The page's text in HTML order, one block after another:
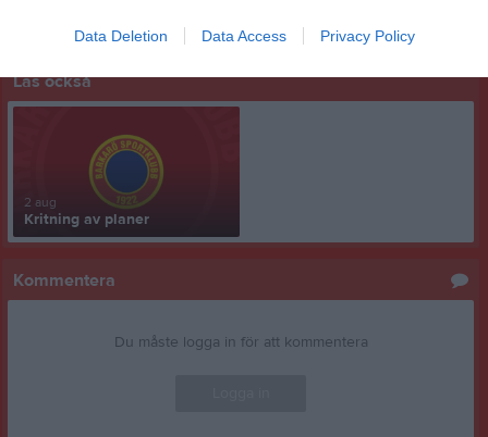
Data Deletion Data Access Privacy Policy
Läs också
2 aug
Kritning av planer
Kommentera
Du måste logga in för att kommentera